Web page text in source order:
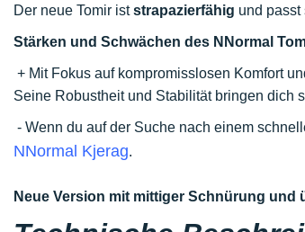
Der neue Tomir iststrapazierfähig und
Stärken und Schwächen des NNormal
+ Mit Fokus auf kompromisslosen Komfort
Seine Robustheit und Stabilität bringen dich
- Wenn du auf der Suche nach einem
NNormal Kjerag.
Neue Version mit mittiger Schnürung und